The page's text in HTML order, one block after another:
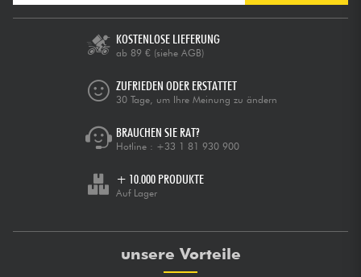
KOSTENLOSE LIEFERUNG
ab 89 € (siehe AGB)
ZUFRIEDEN ODER ERSTATTET
30 Tage, um Ihre Meinung zu ändern
BRAUCHEN SIE RAT?
Hotline : +33 1 81 930 900
+ 10.000 PRODUKTE
Auf Lager
unsere Vorteile